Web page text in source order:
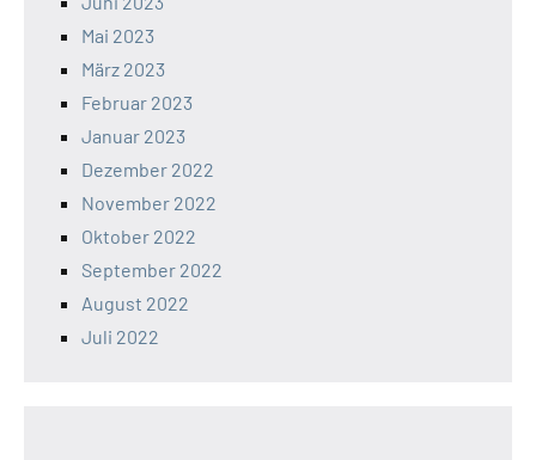
Mai 2023
März 2023
Februar 2023
Januar 2023
Dezember 2022
November 2022
Oktober 2022
September 2022
August 2022
Juli 2022